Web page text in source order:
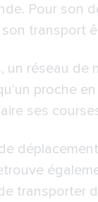
de la
Pour son
transport
un réseau
proche
ses
transporter